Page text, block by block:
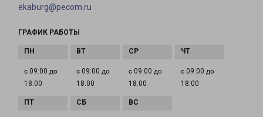
ekaburg@pecom.ru
ГРАФИК РАБОТЫ
с 09:00 до
18:00
с 09:00 до
18:00
с 09:00 до
18:00
с 09:00 до
18:00